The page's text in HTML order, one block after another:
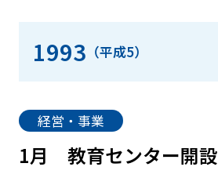
1993 （平成5）
経営・事業
1月 教育センター開設